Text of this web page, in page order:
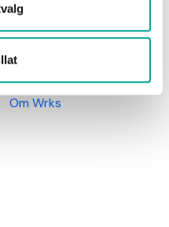
Salgsbetingelser
Kundeservice
Om Wrks